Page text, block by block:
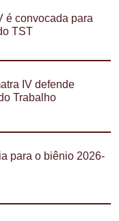
é convocada para
TST
IV defende
Trabalho
para o biênio 2026-